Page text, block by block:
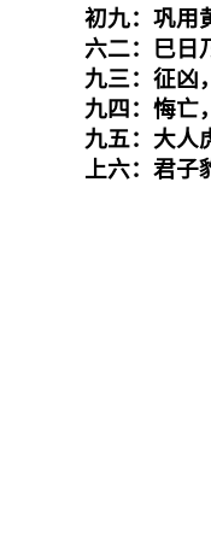
初九：巩用
六二：巳日
九三：征凶
九四：悔亡
九五：大人
上六：君子